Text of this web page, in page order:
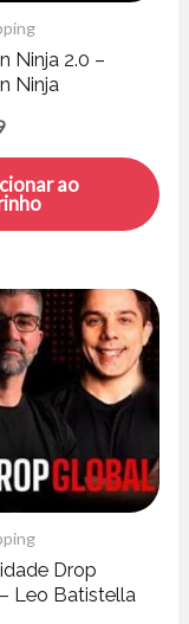
Ninja 2.0 –
Ninja
ao
Drop
Leo Batistella